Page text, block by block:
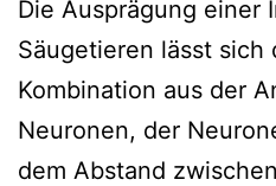
Die Ausprägung einer
Säugetieren lässt sich
Kombination aus der
Neuronen, der
dem Abstand